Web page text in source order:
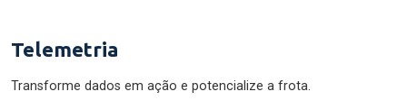
Telemetria
Transforme dados em ação e potencialize a frota.